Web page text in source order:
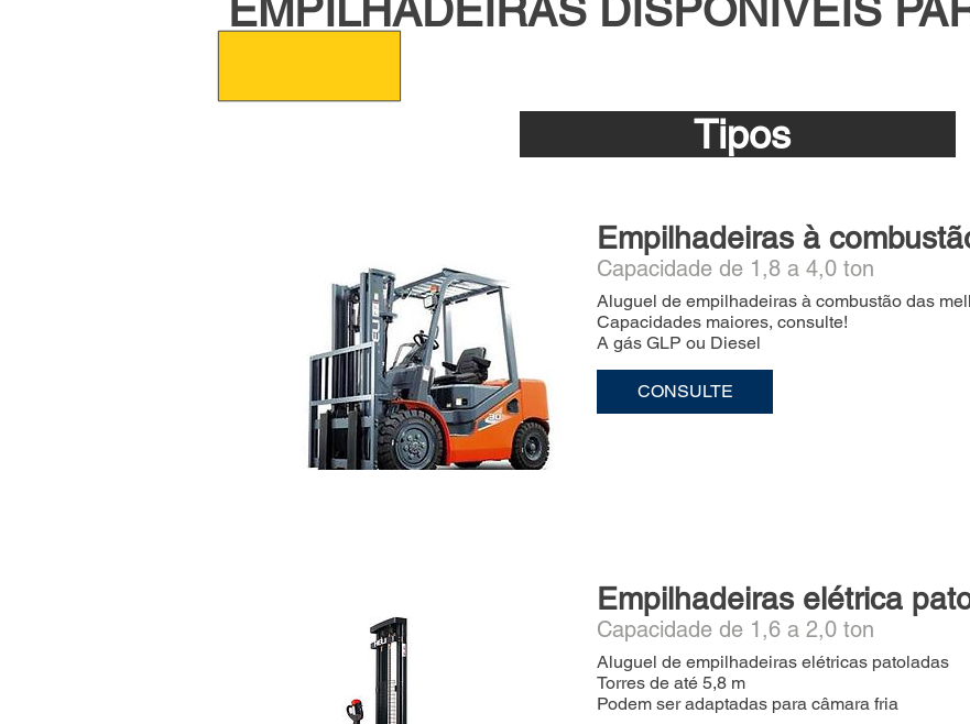
EMPILHADEIRAS DISPONÍVEIS
Tipos
Empilhadeiras à
Capacidade de 1,8 a 4,0 ton
Aluguel de empilhadeiras à combustão das
Capacidades maiores, consulte!
A gás GLP ou Diesel
CONSULTE
Empilhadeiras elétrica
Capacidade de 1,6 a 2,0 ton
Aluguel de empilhadeiras elétricas patoladas
Torres de até 5,8 m
Podem ser adaptadas para câmara fria